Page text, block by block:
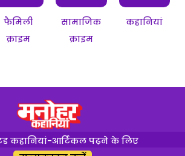
फैमिली
क्राइम
सामाजिक
क्राइम
कहानियां
कहानियां-आर्टिकल पढ़ने के लिए